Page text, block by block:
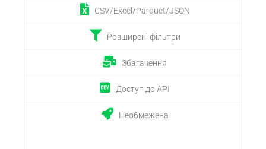
CSV/Excel/Parquet/JSON
Розширені фільтри
Збагачення
Доступ до API
Необмежена